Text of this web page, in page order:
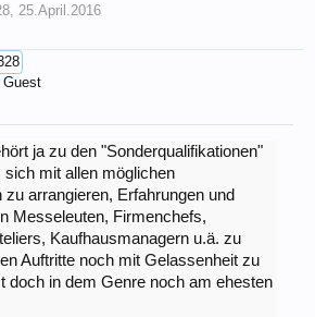
25.April.2016
Guest
ja zu den "Sonderqualifikationen"
mit allen möglichen
arrangieren, Erfahrungen und
Messeleuten, Firmenchefs,
Kaufhausmanagern u.ä. zu
Auftritte noch mit Gelassenheit zu
doch in dem Genre noch am ehesten